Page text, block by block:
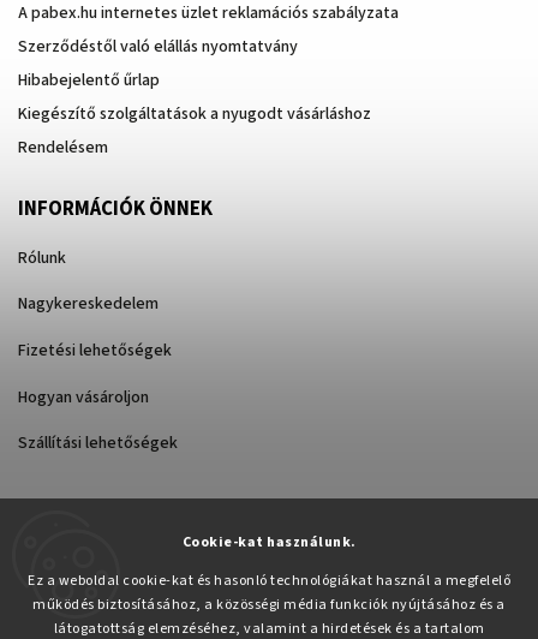
Cookie-kat használunk.
Ez a weboldal cookie-kat és hasonló technológiákat használ a megfelelő
működés biztosításához, a közösségi média funkciók nyújtásához és a
látogatottság elemzéséhez, valamint a hirdetések és a tartalom
A pabex.hu internetes üzlet reklamációs szabályzata
Szerződéstől való elállás nyomtatvány
Hibabejelentő űrlap
Kiegészítő szolgáltatások a nyugodt vásárláshoz
Rendelésem
INFORMÁCIÓK ÖNNEK
Rólunk
Nagykereskedelem
Fizetési lehetőségek
Hogyan vásároljon
Szállítási lehetőségek